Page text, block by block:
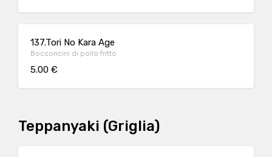
137.Tori No Kara Age
Bocconcini di pollo fritto
5.00 €
Teppanyaki (Griglia)